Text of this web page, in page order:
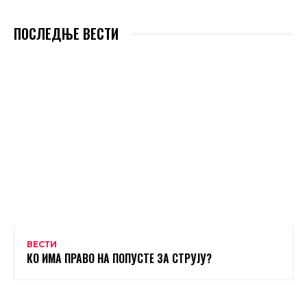
ПОСЛЕДЊЕ ВЕСТИ
ВЕСТИ
КО ИМА ПРАВО НА ПОПУСТЕ ЗА СТРУЈУ?